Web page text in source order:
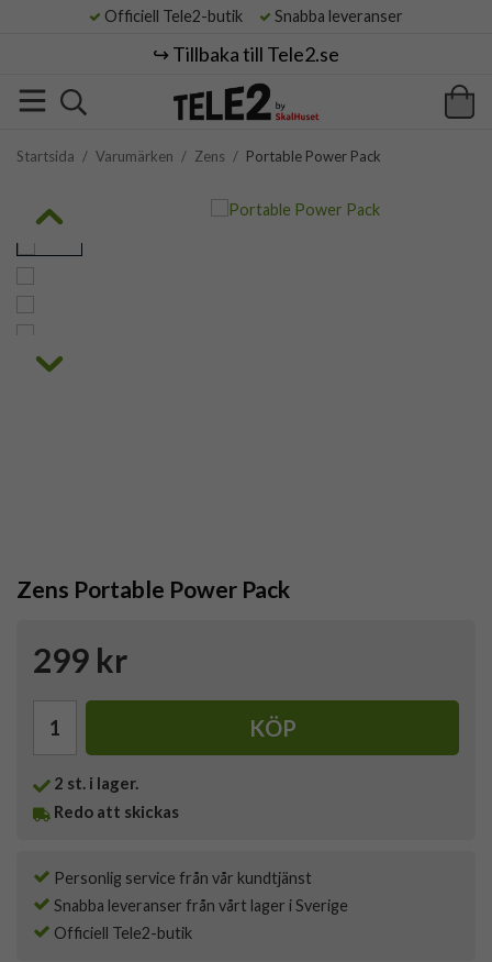
Officiell Tele2-butik Snabba leveranser
↪️ Tillbaka till Tele2.se
Startsida / Varumärken / Zens / Portable Power Pack
Zens Portable Power Pack
299 kr
KÖP
2 st. i lager.
Redo att skickas
Personlig service från vår kundtjänst
Snabba leveranser från vårt lager i Sverige
Officiell Tele2-butik